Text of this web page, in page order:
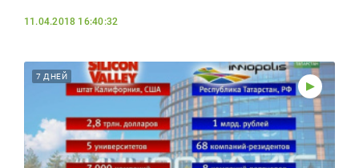
11.04.2018 16:40:32
7 ДНЕЙ